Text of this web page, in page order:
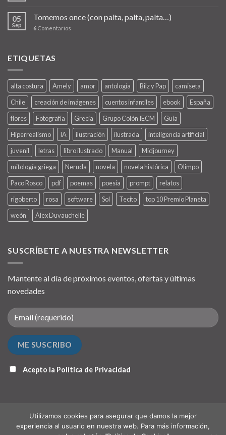
05
Sep
Tomemos once (con palta, palta, palta…)
6 Comentarios
ETIQUETAS
alta costura Amely amor antología Bilz y Pap
camiseta
Chile
creación de imágenes cuentos infantiles ebook
España
flores
Fotografía Grecia Grupo Colón IECM
Guía
Hiperrealismo
IA ilustración ilustrada
inteligencia artificial
juvenil
letras libro ilustrado Manual
Midjourney
mitología griega
Neruda novela novela histórica
Olimpo
Paco Rosco
pdf poemas poesía prompt
relatos
rigoberto
rosa software Sol Tecito
top 10 Premio Planeta
weón
Álex Duvauchelle
SUSCRÍBETE A NUESTRA NEWSLETTER
Mantente al día de próximos eventos, ofertas y últimas
novedades
Acepto la Política de Privacidad
Utilizamos cookies para asegurar que damos la mejor
experiencia al usuario en nuestra web. Para más información,